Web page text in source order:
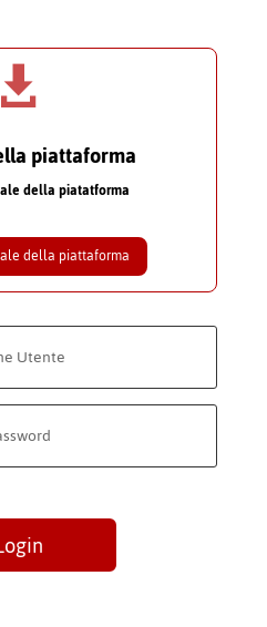

piattaforma
della piatatforma
della piattaforma